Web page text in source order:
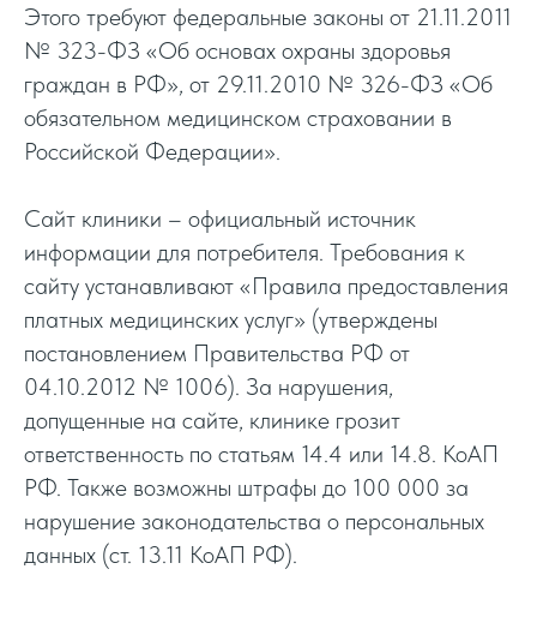
Этого требуют федеральные законы от 21.11.2011
№ 323-ФЗ «Об основах охраны здоровья
граждан в РФ», от 29.11.2010 № 326-ФЗ «Об
обязательном медицинском страховании в
Российской Федерации».
Сайт клиники – официальный источник
информации для потребителя. Требования к
сайту устанавливают «Правила предоставления
платных медицинских услуг» (утверждены
постановлением Правительства РФ от
04.10.2012 № 1006). За нарушения,
допущенные на сайте, клинике грозит
ответственность по статьям 14.4 или 14.8. КоАП
РФ. Также возможны штрафы до 100 000 за
нарушение законодательства о персональных
данных (ст. 13.11 КоАП РФ).